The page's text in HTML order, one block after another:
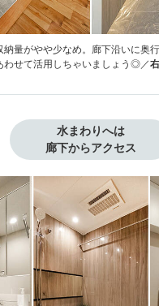
納量がやや少なめ。廊下沿いに奥
わせて活用しちゃいましょう◎／
水まわりへは
廊下からアクセス